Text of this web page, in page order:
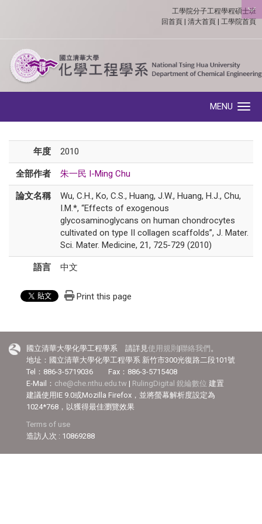
:::
工學院分子工程學程碩士班
回首頁
清大首頁 工學院首頁
MENU
年度 2010
全部作者 朱一民 I-Ming Chu
論文名稱
Wu, C.H., Ko, C.S., Huang, J.W., Huang, H.J., Chu,
I.M.*, “Effects of exogenous
glycosaminoglycans on human chondrocytes
cultivated on type II collagen scaffolds”, J. Mater.
Sci. Mater. Medicine, 21, 725-729 (2010)
語言 中文
Print this page
國立清華大學化學工程學系 請詳見使用規則 |聯絡我們 。
地址：國立清華大學化學工程學系 新竹市300光復路二段101號
Tel：886-3-5719036 Fax：886-3-5715408
E-Mail： che@che.nthu.edu.tw | RulingDigital 銳綸數位 建置
建議使用IE 9.0或Mozilla Firefox，並將螢幕解析度設定為
1024*768，以獲得最佳瀏覽效果
Terms of use
造訪人次 : 10869288